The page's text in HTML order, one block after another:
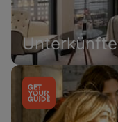
Unterkünfte